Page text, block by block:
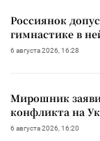
Россиянок
гимнастике в
6 августа 2026, 16:28
Мирошник
конфликта на
6 августа 2026, 16:20